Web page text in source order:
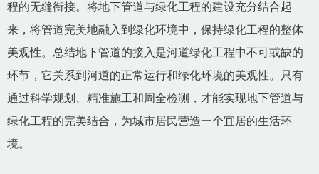
程的无缝衔接。将地下管道与绿化工程的建设充分结合起
来，将管道完美地融入到绿化环境中，保持绿化工程的整体
美观性。总结地下管道的接入是河道绿化工程中不可或缺的
环节，它关系到河道的正常运行和绿化环境的美观性。只有
通过科学规划、精准施工和周全检测，才能实现地下管道与
绿化工程的完美结合，为城市居民营造一个宜居的生活环
境。